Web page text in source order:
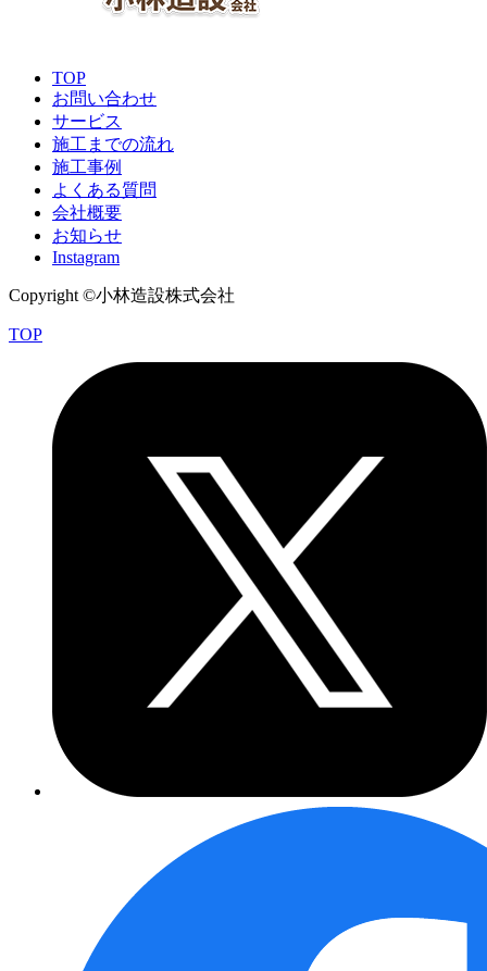
TOP
お問い合わせ
サービス
施工までの流れ
施工事例
よくある質問
会社概要
お知らせ
Instagram
Copyright ©小林造設株式会社
TOP